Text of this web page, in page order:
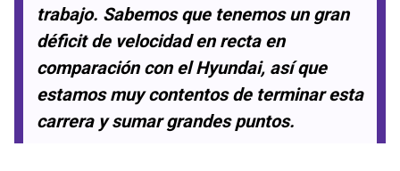
trabajo. Sabemos que tenemos un gran
déficit de velocidad en recta en
comparación con el Hyundai, así que
estamos muy contentos de terminar esta
carrera y sumar grandes puntos.